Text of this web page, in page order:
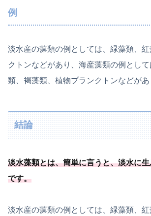
例
淡水産の藻類の例としては、緑藻類、
クトンなどがあり、海産藻類の例とし
類、褐藻類、植物プランクトンなどがあ
結論
淡水藻類とは、簡単に言うと、淡水に
です。
淡水産の藻類の例としては、緑藻類、